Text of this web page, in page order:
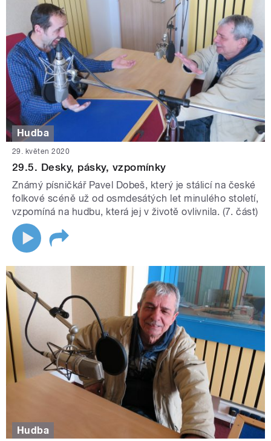
Hudba
29. květen 2020
29.5. Desky, pásky, vzpomínky
Známý písničkář Pavel Dobeš, který je stálicí na české
folkové scéně už od osmdesátých let minulého století,
vzpomíná na hudbu, která jej v životě ovlivnila. (7. část)
Hudba